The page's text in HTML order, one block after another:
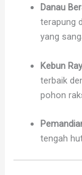
Danau
terapung
yang
Kebun
terbaik
pohon
tengah